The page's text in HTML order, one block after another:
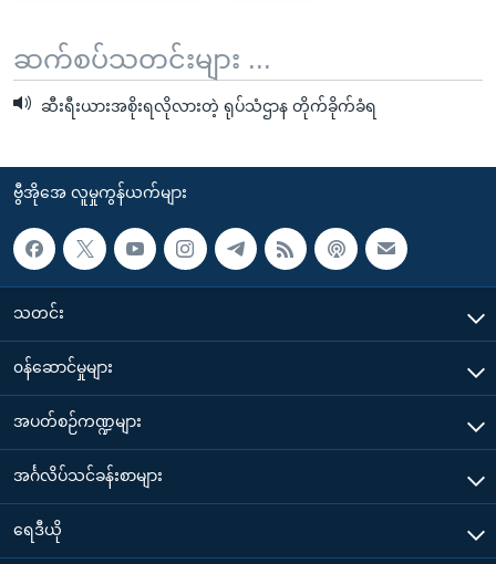
ဆက်စပ်သတင်းများ ...
ဆီးရီးယားအစိုးရလိုလားတဲ့ ရုပ်သံဌာန တိုက်ခိုက်ခံရ
ဗွီအိုအေ လူမှုကွန်ယက်များ
သတင်း
၀န်ဆောင်မှုများ
အပတ်စဉ်ကဏ္ဍများ
အင်္ဂလိပ်သင်ခန်းစာများ
ရေဒီယို